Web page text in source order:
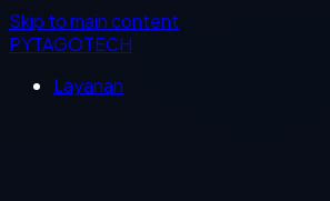
Skip to main content
PYTAGOTECH
Layanan